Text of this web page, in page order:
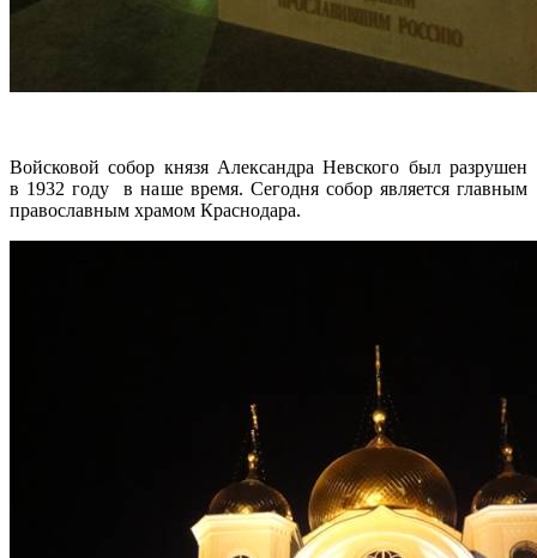
Войсковой собор князя Александра Невского был разрушен
в 1932 году в наше время. Сегодня собор является главным
православным храмом Краснодара.